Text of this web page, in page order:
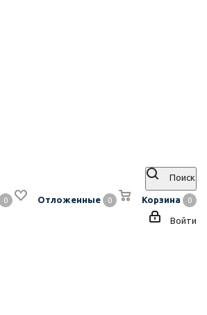
Поиск
0 Отложенные 0 Корзина 0
Войти